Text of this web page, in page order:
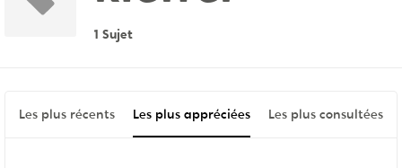
1 Sujet
Les plus récents Les plus appréciées Les plus consultées